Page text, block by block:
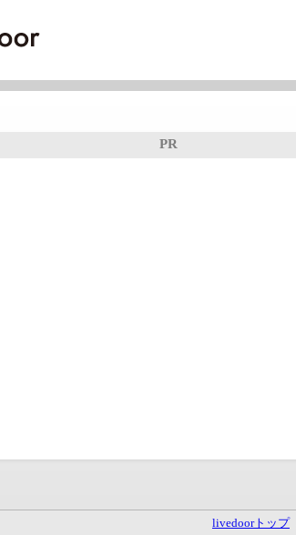
PR
livedoorトップ